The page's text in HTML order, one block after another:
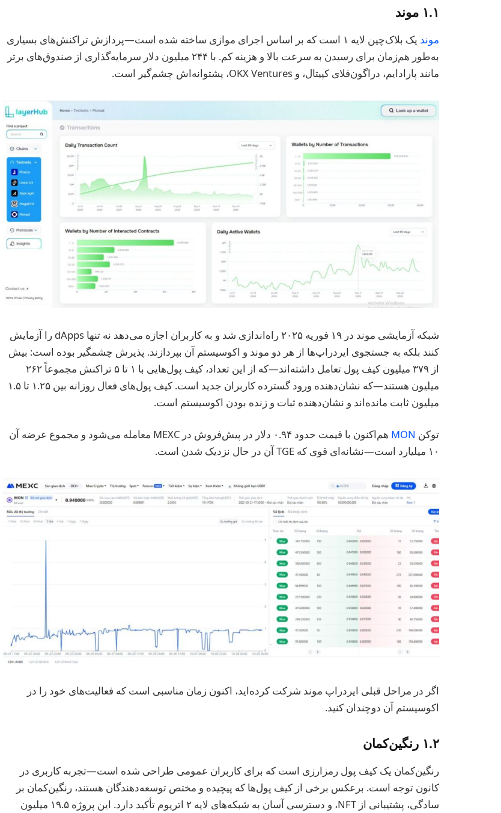
۱.۱ موند
موند
یک بلاک‌چین لایه ۱ است که بر اساس اجرای موازی ساخته شده است—پردازش تراکنش‌های بسیاری
به‌طور هم‌زمان برای رسیدن به سرعت بالا و هزینه کم. با ۲۴۴ میلیون دلار سرمایه‌گذاری از صندوق‌های برتر
مانند پارادایم، دراگون‌فلای کپیتال، و OKX Ventures، پشتوانه‌اش چشم‌گیر است.
شبکه آزمایشی موند در ۱۹ فوریه ۲۰۲۵ راه‌اندازی شد و به کاربران اجازه می‌دهد نه تنها dApps را آزمایش
کنند بلکه به جستجوی ایردراپ‌ها از هر دو موند و اکوسیستم آن بپردازند. پذیرش چشمگیر بوده است: بیش
از ۳۷۹ میلیون کیف پول تعامل داشته‌اند—که از این تعداد، کیف پول‌هایی با ۱ تا ۵ تراکنش مجموعاً ۲۶۲
میلیون هستند—که نشان‌دهنده ورود گسترده کاربران جدید است. کیف پول‌های فعال روزانه بین ۱.۲۵ تا ۱.۵
میلیون ثابت مانده‌اند و نشان‌دهنده ثبات و زنده بودن اکوسیستم است.
توکن MON
هم‌اکنون با قیمت حدود ۰.۹۴ دلار در پیش‌فروش در MEXC معامله می‌شود و مجموع عرضه آن
۱۰ میلیارد است—نشانه‌ای قوی که TGE آن در حال نزدیک شدن است.
اگر در مراحل قبلی ایردراپ موند شرکت کرده‌اید، اکنون زمان مناسبی است که فعالیت‌های خود را در
اکوسیستم آن دوچندان کنید.
۱.۲ رنگین‌کمان
رنگین‌کمان یک کیف پول رمزارزی است که برای کاربران عمومی طراحی شده است—تجربه کاربری در
کانون توجه است. برعکس برخی از کیف پول‌ها که پیچیده و مختص توسعه‌دهندگان هستند، رنگین‌کمان بر
سادگی، پشتیبانی از NFT، و دسترسی آسان به شبکه‌های لایه ۲ اتریوم تأکید دارد. این پروژه ۱۹.۵ میلیون